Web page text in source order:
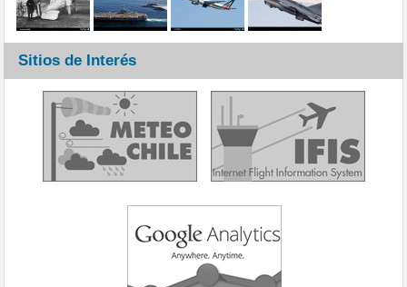
Sitios de Interés